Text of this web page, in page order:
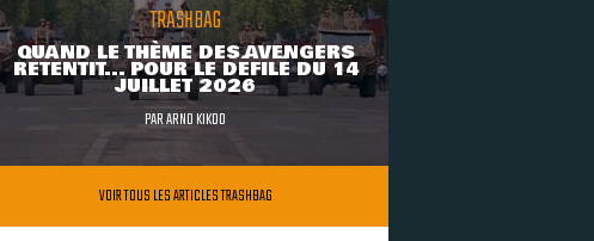
TRASHBAG
QUAND LE THÈME DES AVENGERS
RETENTIT... POUR LE DÉFILÉ DU 14
JUILLET 2026
PARARNO KIKOO
VOIR TOUS LES ARTICLES TRASHBAG